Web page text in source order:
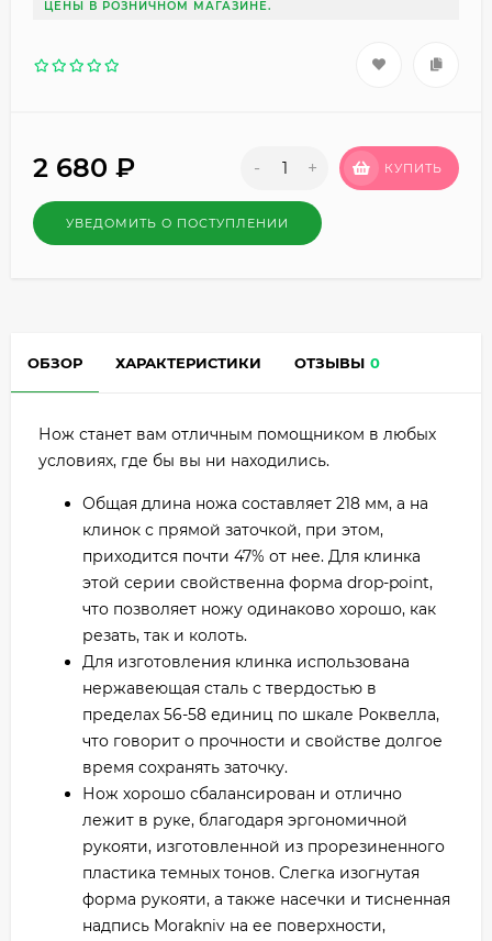
ЦЕНЫ В РОЗНИЧНОМ МАГАЗИНЕ.
2 680 ₽ - + КУПИТЬ
УВЕДОМИТЬ О ПОСТУПЛЕНИИ
ОБЗОР ХАРАКТЕРИСТИКИ ОТЗЫВЫ 0
Нож станет вам отличным помощником в любых
условиях, где бы вы ни находились.
Общая длина ножа составляет 218 мм, а на
клинок с прямой заточкой, при этом,
приходится почти 47% от нее. Для клинка
этой серии свойственна форма drop-point,
что позволяет ножу одинаково хорошо, как
резать, так и колоть.
Для изготовления клинка использована
нержавеющая сталь с твердостью в
пределах 56-58 единиц по шкале Роквелла,
что говорит о прочности и свойстве долгое
время сохранять заточку.
Нож хорошо сбалансирован и отлично
лежит в руке, благодаря эргономичной
рукояти, изготовленной из прорезиненного
пластика темных тонов. Слегка изогнутая
форма рукояти, а также насечки и тисненная
надпись Morakniv на ее поверхности,